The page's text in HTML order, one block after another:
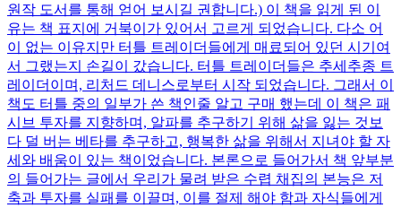
원작 도서를 통해 얻어 보시길 권합니다.) 이 책을 읽게 된 이
유는 책 표지에 거북이가 있어서 고르게 되었습니다. 다소 어
이 없는 이유지만 터틀 트레이더들에게 매료되어 있던 시기여
서 그랬는지 손길이 갔습니다. 터틀 트레이더들은 추세추종 트
레이더이며, 리처드 데니스로부터 시작 되었습니다. 그래서 이
책도 터틀 중의 일부가 쓴 책인줄 알고 구매 했는데 이 책은 패
시브 투자를 지향하며, 알파를 추구하기 위해 삶을 잃는 것보
다 덜 버는 베타를 추구하고, 행복한 삶을 위해서 지녀야 할 자
세와 배움이 있는 책이었습니다. 본론으로 들어가서 책 앞부분
의 들어가는 글에서 우리가 물려 받은 수렵 채집의 본능은 저
축과 투자를 실패를 이끌며, 이를 절제 해야 함과 자식들에게